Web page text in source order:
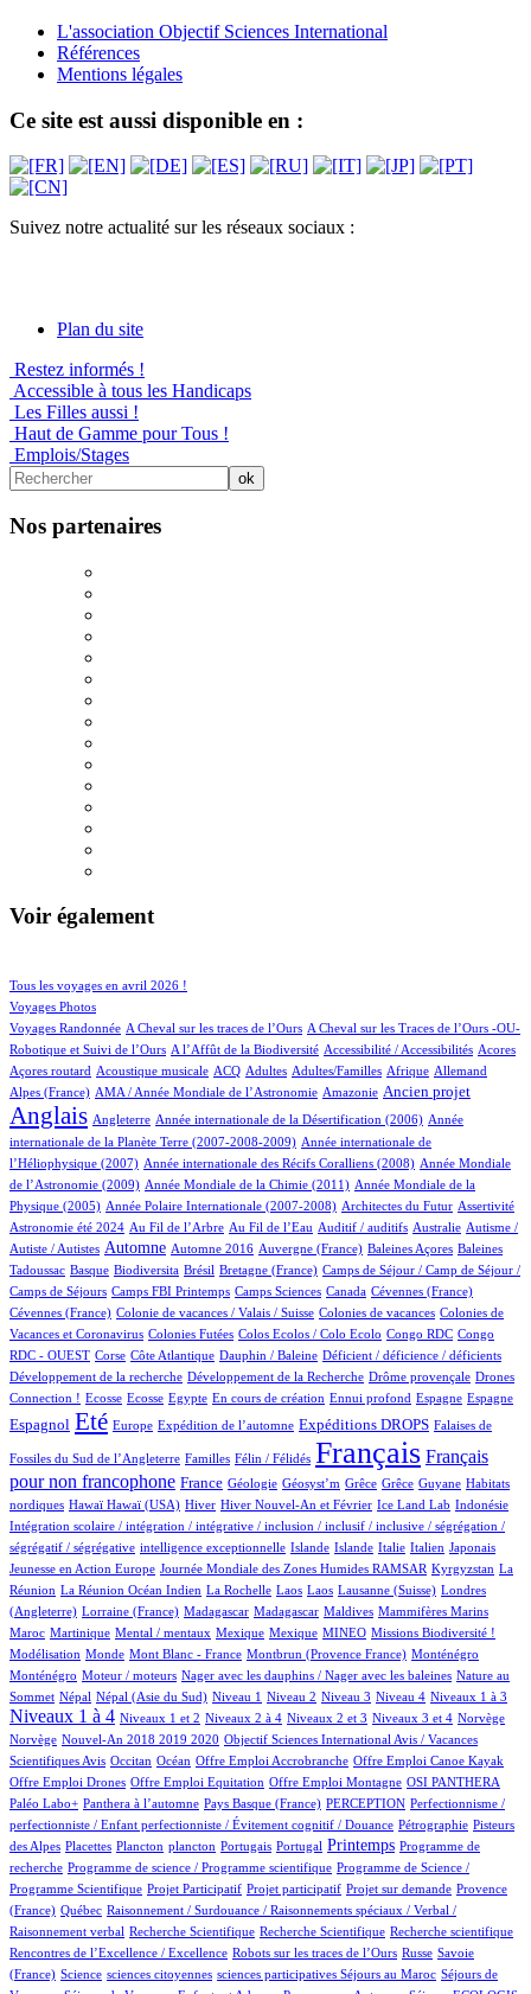
L'association Objectif Sciences International
Références
Mentions légales
Ce site est aussi disponible en :
Suivez notre actualité sur les réseaux sociaux :
Plan du site
Restez informés !
Accessible à tous les Handicaps
Les Filles aussi !
Haut de Gamme pour Tous !
Emplois/Stages
Nos partenaires
Voir également
Tous les voyages en avril 2026 !
151/891
Voyages Photos
127/891
Voyages Randonnée
5/891 A Cheval sur les traces de l’Ours
4/891
A Cheval sur les Traces de l’Ours -OU-
Robotique et Suivi de l’Ours
2/891 A l’Affût de la Biodiversité
2/891 Accessibilité / Accessibilités
6/891 Acores
1/891
Açores routard
3/891 Acoustique musicale
68/891 ACQ
32/891 Adultes
15/891 Adultes/Familles
2/891 Afrique
57/891 Allemand
27/891
Alpes (France)
12/891 AMA / Année Mondiale de l’Astronomie
8/891 Amazonie
272/891 Ancien projet
687/891
Anglais
67/891 Angleterre
6/891 Année internationale de la Désertification (2006)
14/891
Année
internationale de la Planète Terre (2007-2008-2009)
4/891
Année internationale de
l’Héliophysique (2007)
1/891 Année internationale des Récifs Coralliens (2008)
11/891
Année Mondiale
de l’Astronomie (2009)
2/891 Année Mondiale de la Chimie (2011)
15/891
Année Mondiale de la
Physique (2005)
5/891 Année Polaire Internationale (2007-2008)
2/891 Architectes du Futur
1/891 Assertivité
29/891
Astronomie été 2024
23/891 Au Fil de l’Arbre
11/891 Au Fil de l’Eau
2/891 Auditif / auditifs
1/891 Australie
2/891
Autisme /
Autiste / Autistes
397/891 Automne
5/891 Automne 2016
6/891 Auvergne (France)
1/891 Baleines Açores
2/891
Baleines
Tadoussac
1/891 Basque
85/891 Biodiversita
1/891 Brésil
14/891 Bretagne (France)
77/891
Camps de Séjour / Camp de Séjour /
Camps de Séjours
3/891 Camps FBI Printemps
13/891 Camps Sciences
6/891 Canada
3/891 Cévennes (France)
2/891
Cévennes (France)
1/891 Colonie de vacances / Valais / Suisse
5/891 Colonies de vacances
4/891
Colonies de
Vacances et Coronavirus
1/891 Colonies Futées
1/891 Colos Ecolos / Colo Ecolo
2/891 Congo RDC
2/891
Congo
RDC - OUEST
1/891 Corse
20/891 Côte Atlantique
1/891 Dauphin / Baleine
2/891 Déficient / déficience / déficients
1/891
Développement de la recherche
1/891 Développement de la Recherche
1/891 Drôme provençale
25/891
Drones
Connection !
1/891 Ecosse
1/891 Ecosse
1/891 Egypte
18/891 En cours de création
1/891 Ennui profond
36/891 Espagne
17/891 Espagne
234/891
Espagnol
667/891 Eté
12/891 Europe
131/891 Expédition de l’automne
208/891 Expéditions DROPS
6/891 Falaises de
Fossiles du Sud de l’Angleterre Familles Félin / Félidés Français Français
pour non francophone
289/891 France
46/891 Géologie
1/891 Géosyst’m
1/891 Grêce
1/891 Grêce
1/891 Guyane
2/891
Habitats
nordiques
2/891 Hawaï
2/891 Hawaï (USA)
140/891 Hiver
23/891 Hiver Nouvel-An et Février
13/891 Ice Land Lab
1/891 Indonésie
1/891
Intégration scolaire / intégration / intégrative / inclusion / inclusif / inclusive / ségrégation /
ségrégatif / ségrégative
1/891 intelligence exceptionnelle
14/891 Islande
13/891 Islande
9/891 Italie
65/891 Italien
5/891 Japonais
2/891
Jeunesse en Action Europe
5/891 Journée Mondiale des Zones Humides RAMSAR
70/891 Kyrgyzstan
6/891
La
Réunion
5/891 La Réunion Océan Indien
1/891 La Rochelle
1/891 Laos
1/891 Laos
4/891 Lausanne (Suisse)
61/891
Londres
(Angleterre)
2/891 Lorraine (France)
10/891 Madagascar
10/891 Madagascar
3/891 Maldives
1/891 Mammifères Marins
10/891
Maroc
12/891Martinique
2/891 Mental / mentaux
2/891 Mexique
2/891 Mexique
38/891 MINEO
40/891 Missions Biodiversité !
1/891
Modélisation
3/891 Monde
1/891 Mont Blanc - France
9/891 Montbrun (Provence France)
15/891 Monténégro
15/891
Monténégro
2/891 Moteur / moteurs
2/891 Nager avec les dauphins / Nager avec les baleines
3/891
Nature au
Sommet
17/891Népal
17/891 Népal (Asie du Sud)
13/891 Niveau 1
15/891 Niveau 2
12/891 Niveau 3
88/891 Niveau 4
97/891 Niveaux 1 à 3
403/891
Niveaux 1 à 4
13/891 Niveaux 1 et 2
67/891 Niveaux 2 à 4
12/891 Niveaux 2 et 3
162/891 Niveaux 3 et 4
3/891 Norvège
3/891
Norvège
13/891 Nouvel-An 2018 2019 2020
1/891
Objectif Sciences International Avis / Vacances
Scientifiques Avis
7/891 Occitan
152/891 Océan
1/891 Offre Emploi Accrobranche
1/891 Offre Emploi Canoe Kayak
1/891
Offre Emploi Drones
1/891 Offre Emploi Equitation
1/891 Offre Emploi Montagne
79/891 OSI PANTHERA
89/891
Paléo Labo+
78/891 Panthera à l’automne
5/891 Pays Basque (France)
46/891 PERCEPTION
1/891
Perfectionnisme /
perfectionniste / Enfant perfectionniste / Évitement cognitif / Douance
9/891 Pétrographie
6/891
Pisteurs
des Alpes
3/891 Placettes
1/891 Plancton
1/891 plancton
12/891 Portugais
2/891 Portugal
399/891 Printemps
1/891
Programme de
recherche
1/891 Programme de science / Programme scientifique
2/891
Programme de Science /
Programme Scientifique
1/891 Projet Participatif
1/891 Projet participatif
16/891 Projet sur demande
72/891
Provence
(France)
6/891 Québec
1/891
Raisonnement / Surdouance / Raisonnements spéciaux / Verbal /
Raisonnement verbal
1/891 Recherche Scientifique
1/891 Recherche Scientifique
1/891 Recherche scientifique
1/891
Rencontres de l’Excellence / Excellence
4/891 Robots sur les traces de l’Ours
70/891 Russe
5/891
Savoie
(France)
10/891Science
1/891 sciences citoyennes
1/891 sciences participatives
3/891 Séjours au Maroc
68/891
Séjours de